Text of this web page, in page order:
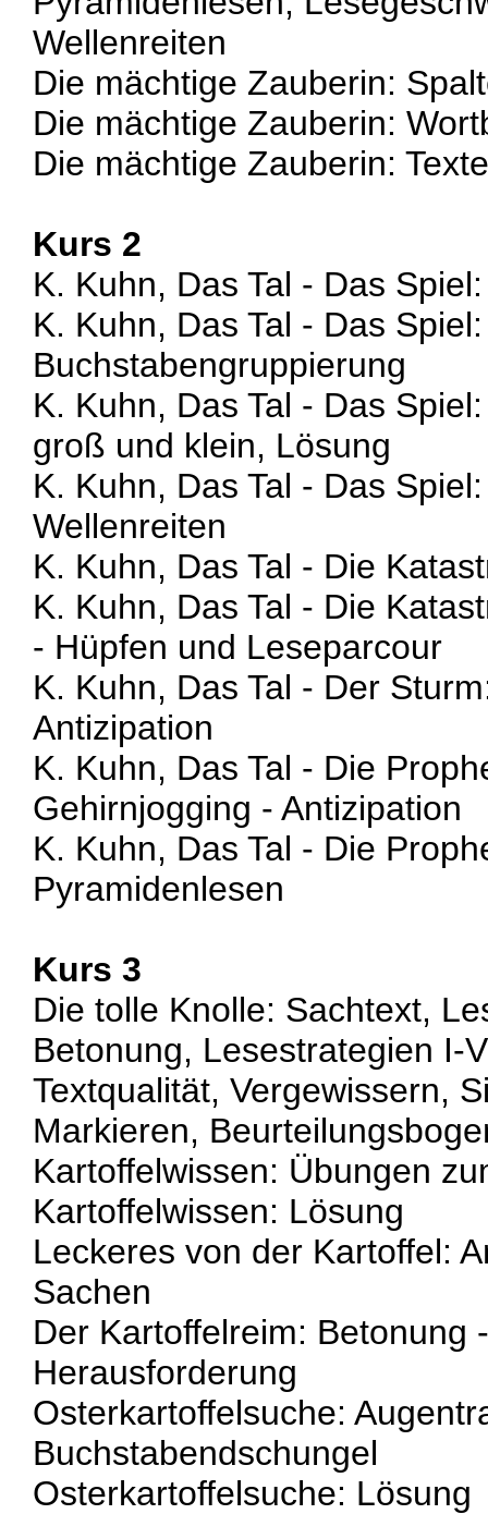
Wellenreiten
Die mächtige Zauberin:
Die mächtige Zauberin:
Die mächtige Zauberin:
Kurs 2
K. Kuhn, Das Tal - Das
K. Kuhn, Das Tal - Das Spiel:
Buchstabengruppierung
K. Kuhn, Das Tal - Das
groß und klein, Lösung
K. Kuhn, Das Tal - Das
Wellenreiten
K. Kuhn, Das Tal - Die
K. Kuhn, Das Tal - Die
- Hüpfen und Leseparcour
K. Kuhn, Das Tal - Der
Antizipation
K. Kuhn, Das Tal - Die
Gehirnjogging - Antizipation
K. Kuhn, Das Tal - Die
Pyramidenlesen
Kurs 3
Die tolle Knolle: Sachtext,
Betonung, Lesestrategien I-
Textqualität, Vergewissern,
Markieren,
Kartoffelwissen: Übungen
Kartoffelwissen: Lösung
Leckeres von der Kartoffel:
Sachen
Der Kartoffelreim: Betonung
Herausforderung
Osterkartoffelsuche:
Buchstabendschungel
Osterkartoffelsuche: Lösung